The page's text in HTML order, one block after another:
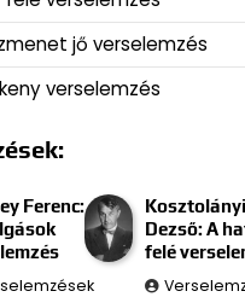
jő verselemzés
verselemzés
Ferenc:
Kosztolányi
Dezső: A
felé